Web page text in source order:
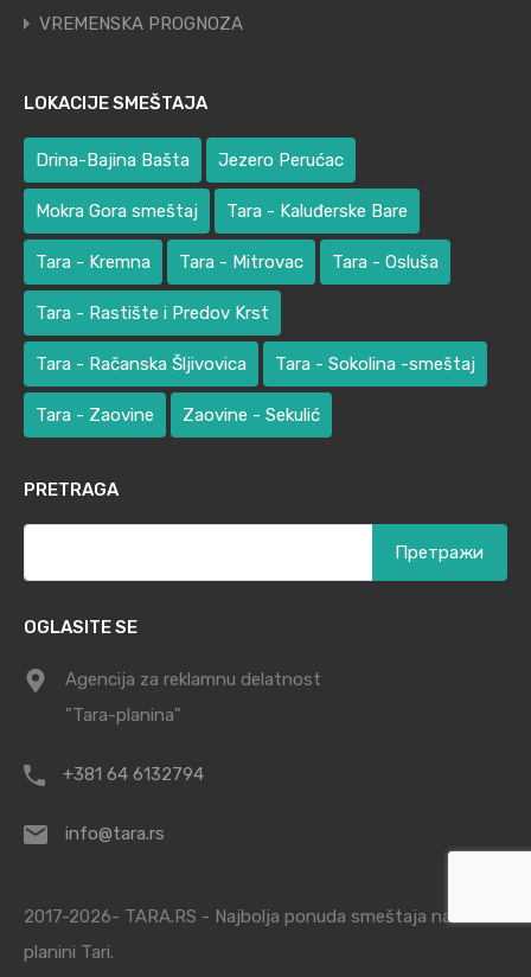
VREMENSKA PROGNOZA
LOKACIJE SMEŠTAJA
Drina-Bajina Bašta Jezero Perućac
Mokra Gora smeštaj Tara - Kaluđerske Bare
Tara - Kremna Tara - Mitrovac Tara - Osluša
Tara - Rastište i Predov Krst
Tara - Račanska Šljivovica Tara - Sokolina -smeštaj
Tara - Zaovine Zaovine - Sekulić
PRETRAGA
OGLASITE SE
Agencija za reklamnu delatnost
"Tara-planina"
+381 64 6132794
info@tara.rs
2017-2026- TARA.RS - Najbolja ponuda smeštaja na
planini Tari.